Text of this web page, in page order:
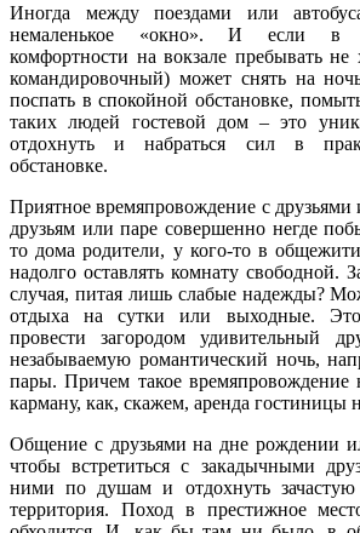
Иногда между поездами или
немаленькое «окно». И если в
комфортности на вокзале пребывать не
командировочный) может снять на
поспать в спокойной обстановке,
таких людей гостевой дом – это
отдохнуть и набраться сил в
обстановке.
Приятное времяпровождение с
друзьям или паре совершенно негде
то дома родители, у кого-то в
надолго оставлять комнату свободной.
случая, питая лишь слабые надежды?
отдыха на сутки или выходные. Это
провести загородом удивительный
незабываемую романтический ночь,
пары. Причем такое времяпровождение
карману, как, скажем, аренда гостиницы
Общение с друзьями на дне рождении
чтобы встретиться с закадычными
ними по душам и отдохнуть зачастую
территория. Поход в престижное